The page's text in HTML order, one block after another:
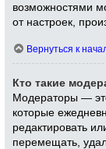
возможностями
от настроек,
Вернуться к
Кто такие
Модераторы —
которые
редактировать
перемещать,